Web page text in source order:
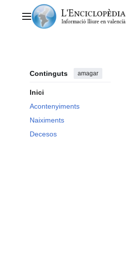
contingutMenú principal
Continguts amagar
Inici
Acontenyiments
Naiximents
Decesos